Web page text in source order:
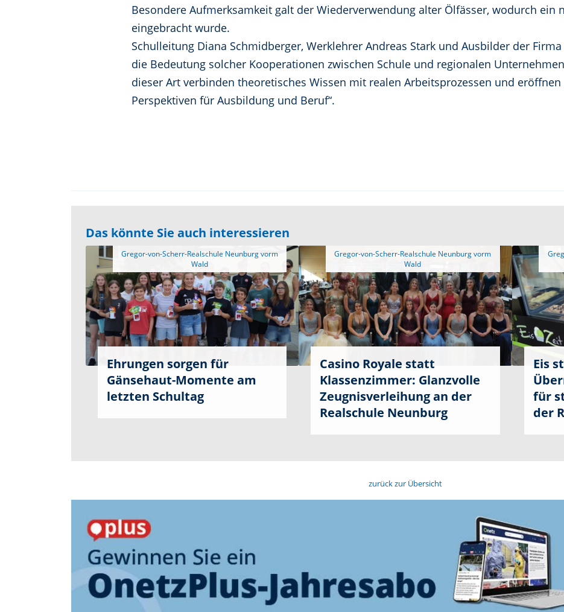
Besondere Aufmerksamkeit galt der Wiederverwendung alter Ölfässer, wodurch ein
eingebracht wurde.
Schulleitung Diana Schmidberger, Werklehrer Andreas Stark und Ausbilder der
die Bedeutung solcher Kooperationen zwischen Schule und regionalen
dieser Art verbinden theoretisches Wissen mit realen Arbeitsprozessen und
Perspektiven für Ausbildung und Beruf“.
Das könnte Sie auch interessieren
Wald
Ehrungen sorgen für
Gänsehaut-Momente am
letzten Schultag
Gregor-von-Scherr-Realschule Neunburg vorm
Casino Royale statt
Klassenzimmer: Glanzvolle
Zeugnisverleihung an der
Realschule Neunburg
Eis
für
der
zurück zur Übersicht